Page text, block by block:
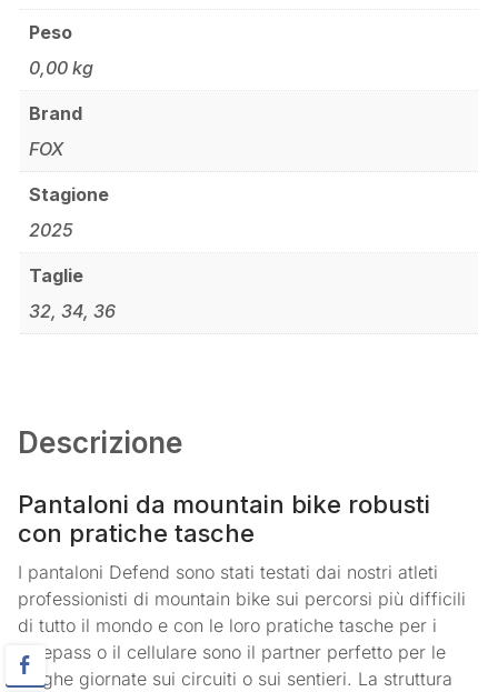
Peso
0,00 kg
Brand
FOX
Stagione
2025
Taglie
32, 34, 36
Descrizione
Pantaloni da mountain bike robusti
con pratiche tasche
I pantaloni Defend sono stati testati dai nostri atleti
professionisti di mountain bike sui percorsi più difficili
di tutto il mondo e con le loro pratiche tasche per i
bikepass o il cellulare sono il partner perfetto per le
lunghe giornate sui circuiti o sui sentieri. La struttura